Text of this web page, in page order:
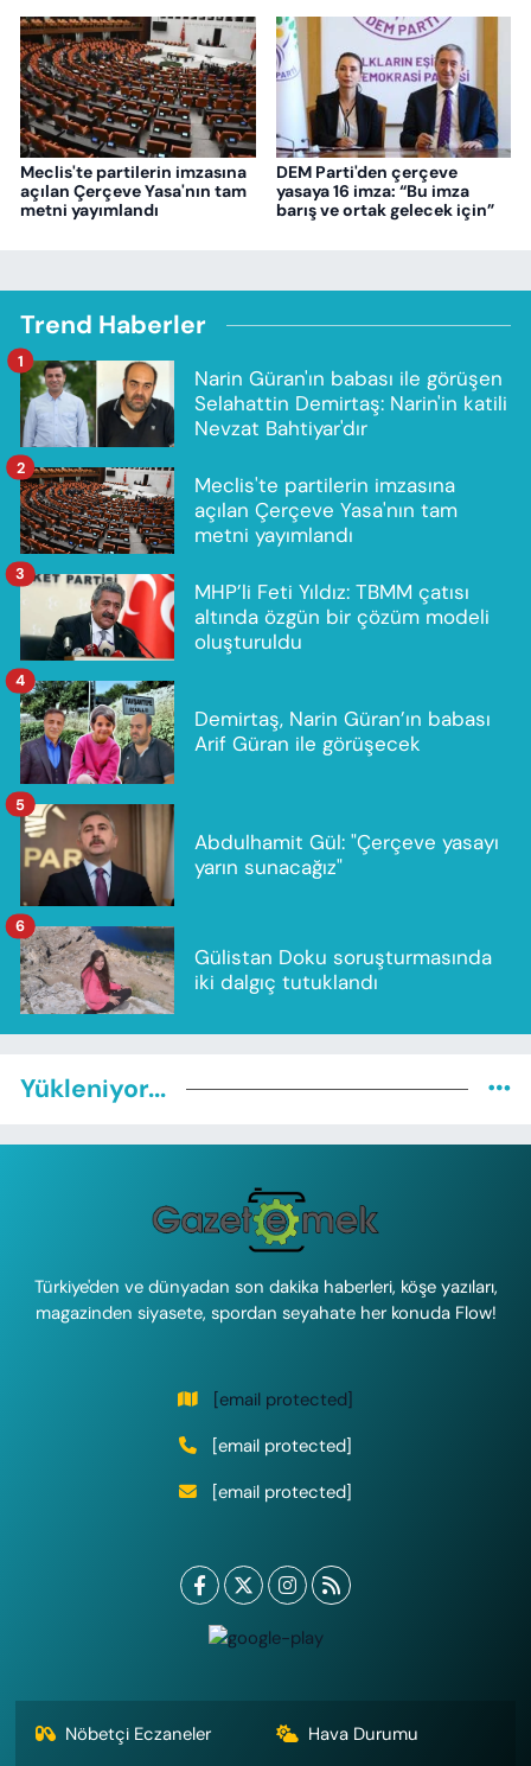
Meclis'te partilerin imzasına
açılan Çerçeve Yasa'nın tam
metni yayımlandı
DEM Parti'den çerçeve
yasaya 16 imza: “Bu imza
barış ve ortak gelecek için”
Trend Haberler
Narin Güran'ın babası ile görüşen
Selahattin Demirtaş: Narin'in katili
Nevzat Bahtiyar'dır
1
Meclis'te partilerin imzasına
açılan Çerçeve Yasa'nın tam
metni yayımlandı
2
MHP’li Feti Yıldız: TBMM çatısı
altında özgün bir çözüm modeli
oluşturuldu
3
Demirtaş, Narin Güran’ın babası
Arif Güran ile görüşecek
4
Abdulhamit Gül: "Çerçeve yasayı
yarın sunacağız"
5
Gülistan Doku soruşturmasında
iki dalgıç tutuklandı
6
Yükleniyor...
Türkiye'den ve dünyadan son dakika haberleri, köşe yazıları,
magazinden siyasete, spordan seyahate her konuda Flow!
[email protected]
[email protected]
[email protected]
Nöbetçi Eczaneler Hava Durumu